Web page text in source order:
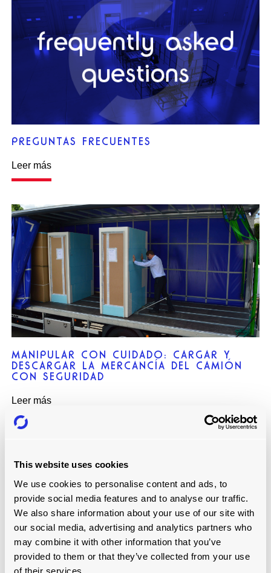
This website uses cookies
We use cookies to personalise content and ads, to
provide social media features and to analyse our traffic.
We also share information about your use of our site with
our social media, advertising and analytics partners who
may combine it with other information that you’ve
provided to them or that they’ve collected from your use
of their services.
PREGUNTAS FRECUENTES
Leer más
MANIPULAR CON CUIDADO: CARGAR Y
DESCARGAR LA MERCANCÍA DEL CAMIÓN
CON SEGURIDAD
Leer más